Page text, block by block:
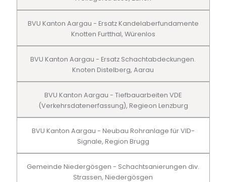
BVU Kanton Aargau - Ersatz Kandelaberfundamente
Knotten Furtthal, Würenlos
BVU Kanton Aargau - Ersatz Schachtabdeckungen.
Knoten Distelberg, Aarau
BVU Kanton Aargau - Tiefbauarbeiten VDE
(Verkehrsdatenerfassung), Regieon Lenzburg
BVU Kanton Aargau - Neubau Rohranlage für VID-
Signale, Region Brugg
Gemeinde Niedergösgen - Schachtsanierungen div.
Strassen, Niedergösgen